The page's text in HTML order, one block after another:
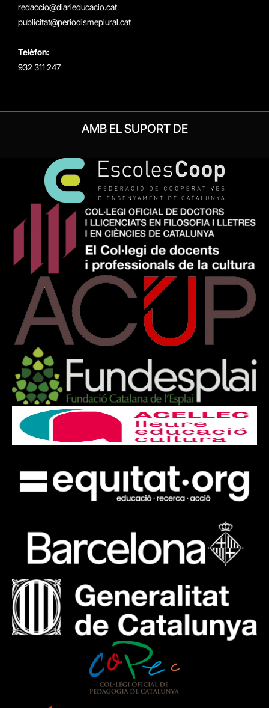
redaccio@diarieducacio.cat
publicitat@periodismeplural.cat
Telèfon:
932 311 247
AMB EL SUPORT DE